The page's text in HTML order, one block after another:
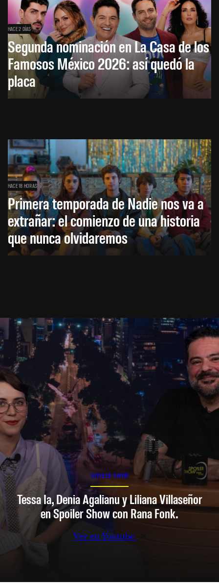
HACE 2 DÍAS
Segunda nominación en La Casa de los
Famosos México 2026: así quedó la
placa
HACE 18 HORAS
Primera temporada de Nadie nos va a
extrañar: el comienzo de una historia
que nunca olvidaremos
SPOILER SHOW
Tessa Ia, Denia Agalianu y Liliana Villaseñor
en Spoiler Show con Rana Fonk.
Ver en Youtube